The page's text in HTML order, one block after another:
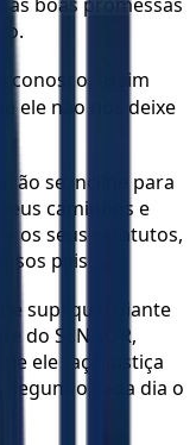
conosco, assim
ele não nos deixe
se incline para
caminhos e
os seus estatutos,
pais.
supliquei diante
do SENHOR,
ele faça justiça
segundo cada dia o